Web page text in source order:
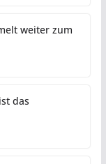
weiter zum
das